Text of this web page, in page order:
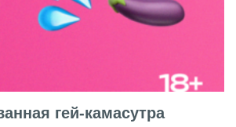
гей-камасутра